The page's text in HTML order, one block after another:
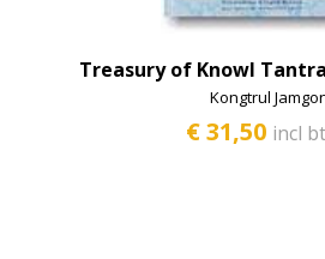
Treasury of Knowl
Kongtrul
€ 31,50 incl